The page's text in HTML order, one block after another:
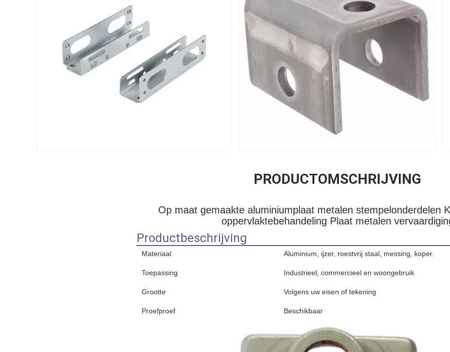
PRODUCTOMSCHRIJVING
Op maat gemaakte aluminiumplaat metalen stempelonderdelen
oppervlaktebehandeling Plaat metalen
Productbeschrijving
Materiaal Aluminium, ijzer, roestvrij staal, messing, koper.
Toepassing Industrieel, commercieel en woongebruik
Grootte Volgens uw eisen of tekening
Proefproef Beschikbaar